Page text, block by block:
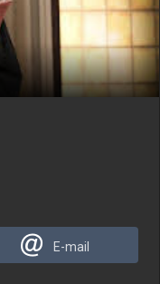
E-mail